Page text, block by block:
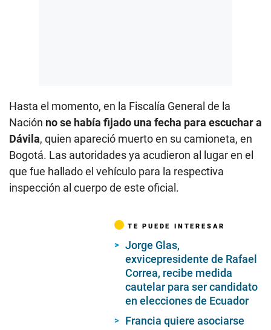
Hasta el momento, en la Fiscalía General de la
Nación no se había fijado una fecha para escuchar a
Dávila, quien apareció muerto en su camioneta, en
Bogotá. Las autoridades ya acudieron al lugar en el
que fue hallado el vehículo para la respectiva
inspección al cuerpo de este oficial.
TE PUEDE INTERESAR
Jorge Glas,
exvicepresidente de Rafael
Correa, recibe medida
cautelar para ser candidato
en elecciones de Ecuador
Francia quiere asociarse